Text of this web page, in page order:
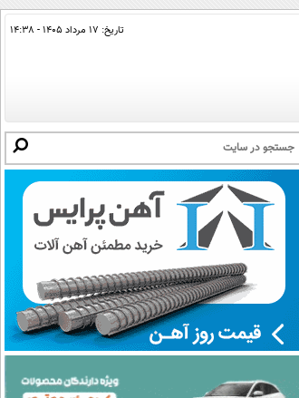
تاریخ: ۱۷ مرداد ۱۴۰۵ - ۱۴:۳۸